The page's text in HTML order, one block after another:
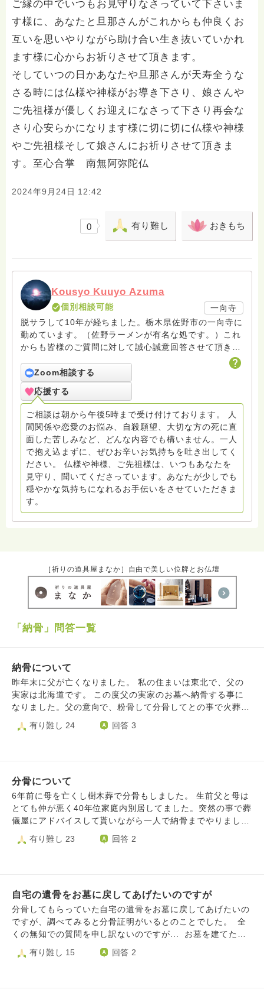
ご縁の中でいつもお見守りなさっていて下さいま
す様に、あなたと旦那さんがこれからも仲良くお
互いを思いやりながら助け合い生き抜いていかれ
ます様に心からお祈りさせて頂きます。
そしていつの日かあなたや旦那さんが天寿全うな
さる時には仏様や神様がお導き下さり、娘さんや
ご先祖様が優しくお迎えになさって下さり再会な
さり心安らかになります様に切に切に仏様や神様
やご先祖様そして娘さんにお祈りさせて頂きま
す。至心合掌 南無阿弥陀仏
2024年9月24日 12:42
0 有り難し おきもち
Kousyo Kuuyo Azuma
個別相談可能
一向寺
脱サラして10年が経ちました。栃木県佐野市の一向寺に
勤めています。（佐野ラーメンが有名な処です。）これ
からも皆様のご質問に対して誠心誠意回答させて頂きた
いと存じます。まだまだ修行中の身ですので至らぬ点あ
ろうかとは存じますが共に精進して参りましょうね。お
寺にもお気軽に遊びに来てください。
Zoom相談する
応援する
ご相談は朝から午後5時まで受け付けております。 人
間関係や恋愛のお悩み、自殺願望、大切な方の死に直
面した苦しみなど、どんな内容でも構いません。一人
で抱え込まずに、ぜひお辛いお気持ちを吐き出してく
ださい。 仏様や神様、ご先祖様は、いつもあなたを
見守り、聞いてくださっています。あなたが少しでも
穏やかな気持ちになれるお手伝いをさせていただきま
す。
［祈りの道具屋まなか］自由で美しい位牌とお仏壇
「納骨」問答一覧
納骨について
昨年末に父が亡くなりました。 私の住まいは東北で、父の
実家は北海道です。 この度父の実家のお墓へ納骨する事に
なりました。父の意向で、粉骨して分骨してとの事で火葬後
粉骨してあります。 実家の墓所は町営でもなく、菩提寺が
あるわけではない誰が管理者か不明な墓です 墓守をしてる
話してます 町の宗派の寺に問い合わせると、納骨を坊主な
し（第三者なし）で進めると不法投棄になり罰せらると。た
だ、あなたの家はうちの檀家ではないので、納骨をやりたか
ったらうちの寺のスケジュールに合わせる事ができないなら
もないし、私は管理してないから町役場に聞いて！と凄い剣
父の遺骨をゴミ扱いされ、腹立たしくなり悲しかったです。
長くなりましたが、質問です 納骨は本当に必ず第三者立会
いしなければならないのでしょうか？ このようなケースの
場合は町役場に確認して、寺にと言われたら住職の言うよう
れるのに不法投棄になりますか？ よろしくお願いします
有り難し 24 回答 3
分骨について
6年前に母を亡くし樹木葬で分骨もしました。 生前父と母は
とても仲が悪く40年位家庭内別居してました。突然の事で葬
儀屋にアドバイスして貰いながら一人で納骨までやりまし
た。 最近分骨した事が気になり樹木葬した場所に追加して
納骨する事にしました。 気になった理由は父と一緒に居た
方とか離れた場所でもないのに分骨はしない方がよかったの
でしょうか？ 分骨してても成仏出来てますか？
有り難し 23 回答 2
自宅の遺骨をお墓に戻してあげたいのですが
分骨してもらっていた自宅の遺骨をお墓に戻してあげたいの
ですが、調べてみると分骨証明がいるとのことでした。 全
くの無知での質問を申し訳ないのですが... お墓を建てた
親、兄弟とは事情があり疎遠状態で連絡が取れません。 宗
派は分かっているのですが(臨済宗）、納骨、法要をしても
有り難し 15 回答 2